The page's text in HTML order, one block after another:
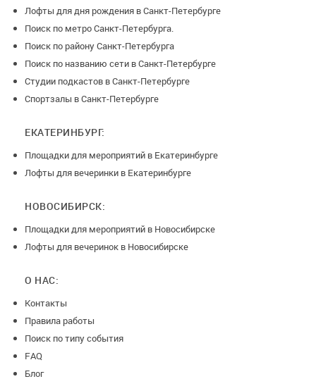
Лофты для дня рождения в Санкт-Петербурге
Поиск по метро Санкт-Петербурга.
Поиск по району Санкт-Петербурга
Поиск по названию сети в Санкт-Петербурге
Студии подкастов в Санкт-Петербурге
Спортзалы в Санкт-Петербурге
ЕКАТЕРИНБУРГ:
Площадки для мероприятий в Екатеринбурге
Лофты для вечеринки в Екатеринбурге
НОВОСИБИРСК:
Площадки для мероприятий в Новосибирске
Лофты для вечеринок в Новосибирске
О НАС:
Контакты
Правила работы
Поиск по типу события
FAQ
Блог